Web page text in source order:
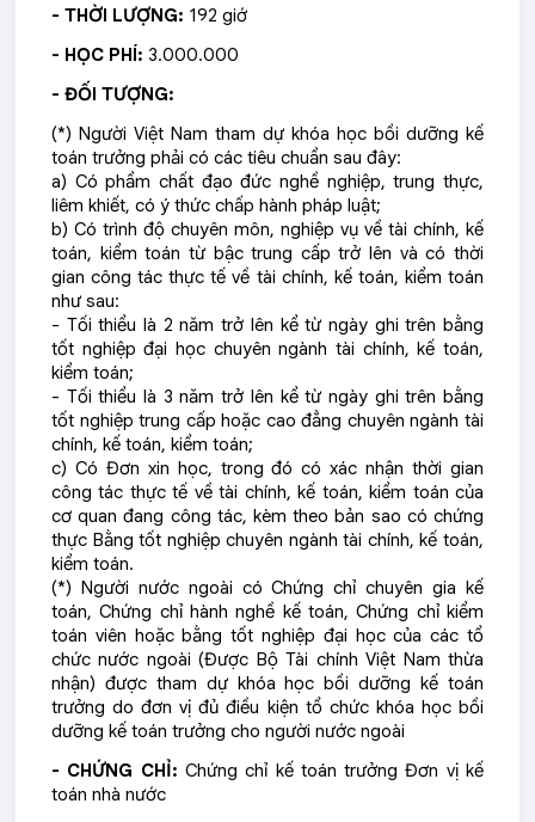
- THỜI LƯỢNG: 192 giớ
- HỌC PHÍ: 3.000.000
- ĐỐI TƯỢNG:
(*) Người Việt Nam tham dự khóa học bồi dưỡng kế
toán trưởng phải có các tiêu chuẩn sau đây:
a) Có phẩm chất đạo đức nghề nghiệp, trung thực,
liêm khiết, có ý thức chấp hành pháp luật;
b) Có trình độ chuyên môn, nghiệp vụ về tài chính, kế
toán, kiểm toán từ bậc trung cấp trở lên và có thời
gian công tác thực tế về tài chính, kế toán, kiểm toán
như sau:
- Tối thiểu là 2 năm trở lên kể từ ngày ghi trên bằng
tốt nghiệp đại học chuyên ngành tài chính, kế toán,
kiểm toán;
- Tối thiểu là 3 năm trở lên kể từ ngày ghi trên bằng
tốt nghiệp trung cấp hoặc cao đẳng chuyên ngành tài
chính, kế toán, kiểm toán;
c) Có Đơn xin học, trong đó có xác nhận thời gian
công tác thực tế về tài chính, kế toán, kiểm toán của
cơ quan đang công tác, kèm theo bản sao có chứng
thực Bằng tốt nghiệp chuyên ngành tài chính, kế toán,
kiểm toán.
(*) Người nước ngoài có Chứng chỉ chuyên gia kế
toán, Chứng chỉ hành nghề kế toán, Chứng chỉ kiểm
toán viên hoặc bằng tốt nghiệp đại học của các tổ
chức nước ngoài (Được Bộ Tài chính Việt Nam thừa
nhận) được tham dự khóa học bồi dưỡng kế toán
trưởng do đơn vị đủ điều kiện tổ chức khóa học bồi
dưỡng kế toán trưởng cho người nước ngoài
- CHỨNG CHỈ: Chứng chỉ kế toán trưởng Đơn vị kế
toán nhà nước